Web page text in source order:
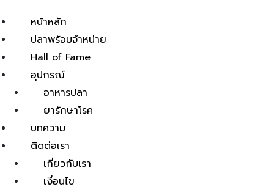
หน้าหลัก
ปลาพร้อมจำหน่าย
Hall of Fame
อุปกรณ์
อาหารปลา
ยารักษาโรค
บทความ
ติดต่อเรา
เกี่ยวกับเรา
เงื่อนไข